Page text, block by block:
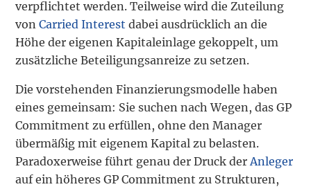
verpflichtet werden. Teilweise wird die Zuteilung
vonCarried Interest dabei ausdrücklich an die
Höhe der eigenen Kapitaleinlage gekoppelt, um
zusätzliche Beteiligungsanreize zu setzen.
Die vorstehenden Finanzierungsmodelle haben
eines gemeinsam: Sie suchen nach Wegen, das GP
Commitment zu erfüllen, ohne den Manager
übermäßig mit eigenem Kapital zu belasten.
Paradoxerweise führt genau der Druck der Anleger
auf ein höheres GP Commitment zu Strukturen,